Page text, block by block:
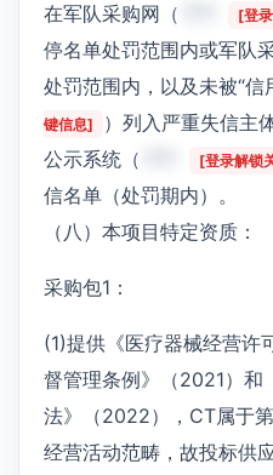
在军队采购网（
[登
停名单处罚范围内或军队
处罚范围内，以及未被“信
键信息]
）列入严重失信主
公示系统（
[登录解锁
信名单（处罚期内）。
（八）本项目特定资质：
采购包1：
(1)提供《医疗器械经营许
督管理条例》（2021）和
法》（2022），CT属于
经营活动范畴，故投标供